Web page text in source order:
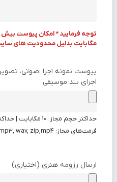
توجه فرمایید * امکان پیوست بیش
مگابایت بدلیل محدودیت های
پیوست نمونه اجرا :صوتی،
اجرای بند موسیقی
حداکثر حجم مجاز: 10 مگابایت | حداکثر تعداد فایل مجاز: 1 فایل
فرمت‌های مجاز: mp3, wav, zip,mp4
ارسال رزومه هنری (اختیاری)